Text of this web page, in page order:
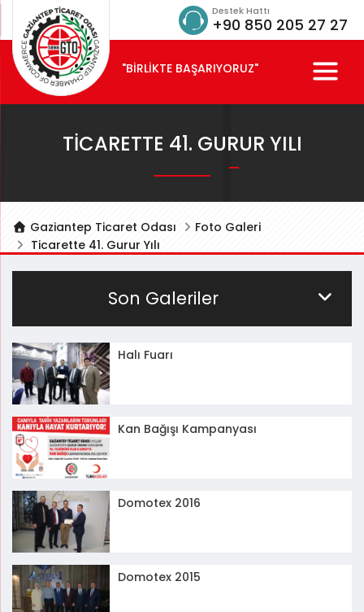
Destek Hattı
+90 850 205 27 27
"BİRLİKTE BAŞARIYORUZ"
TICARETTE 41. GURUR YILI
Gaziantep Ticaret Odası
Foto Galeri
Ticarette 41. Gurur Yılı
Son Galeriler
Halı Fuarı
Kan Bağışı Kampanyası
Domotex 2016
Domotex 2015